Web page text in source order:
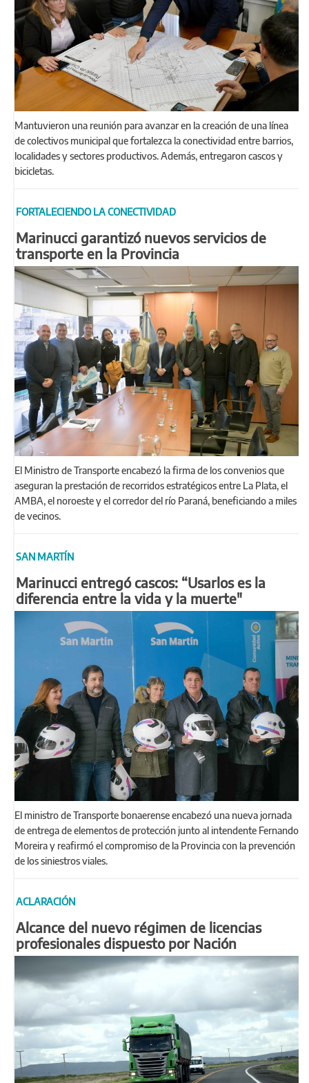
Mantuvieron una reunión para avanzar en la creación de una línea
de colectivos municipal que fortalezca la conectividad entre barrios,
localidades y sectores productivos. Además, entregaron cascos y
bicicletas.
FORTALECIENDO LA CONECTIVIDAD
Marinucci garantizó nuevos servicios de
transporte en la Provincia
El Ministro de Transporte encabezó la firma de los convenios que
aseguran la prestación de recorridos estratégicos entre La Plata, el
AMBA, el noroeste y el corredor del río Paraná, beneficiando a miles
de vecinos.
SAN MARTÍN
Marinucci entregó cascos: “Usarlos es la
diferencia entre la vida y la muerte"
El ministro de Transporte bonaerense encabezó una nueva jornada
de entrega de elementos de protección junto al intendente Fernando
Moreira y reafirmó el compromiso de la Provincia con la prevención
de los siniestros viales.
ACLARACIÓN
Alcance del nuevo régimen de licencias
profesionales dispuesto por Nación